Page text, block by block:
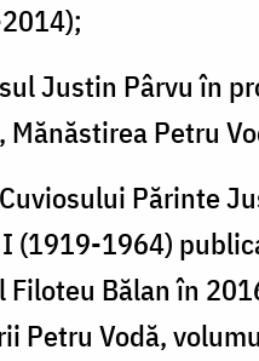
Justin Pârvu în
Mănăstirea Petru
Părinte
(1919-1964)
Filoteu Bălan în
Petru Vodă,